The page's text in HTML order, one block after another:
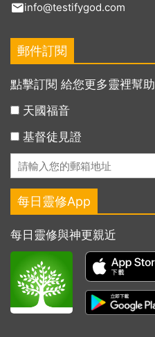
info@testifygod.com
郵件訂閱
點擊訂閱 給您更多靈裡幫助
天國福音
基督徒見證
每日靈修App
每日靈修與神更親近